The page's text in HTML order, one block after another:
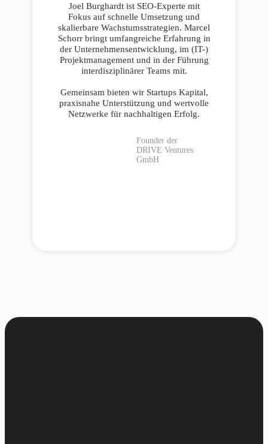
Joel Burghardt ist SEO-Experte mit
Fokus auf schnelle Umsetzung und
skalierbare Wachstumsstrategien. Marcel
Schorr bringt umfangreiche Erfahrung in
der Unternehmensentwicklung, im (IT-)
Projektmanagement und in der Führung
interdisziplinärer Teams mit.
Gemeinsam bieten wir Startups Kapital,
praxisnahe Unterstützung und wertvolle
Netzwerke für nachhaltigen Erfolg.
Founder der
DRIVE Ventures
GmbH